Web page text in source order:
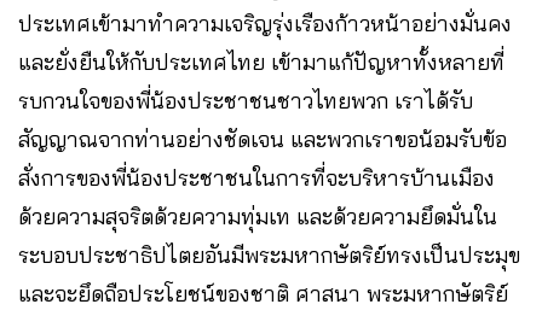
ประเทศเข้ามาทําความเจริญรุ่งเรืองก้าวหน้าอย่างมั่นคง
และยั่งยืนให้กับประเทศไทย เข้ามาแก้ปัญหาทั้งหลายที่
รบกวนใจของพี่น้องประชาชนชาวไทยพวก เราได้รับ
สัญญาณจากท่านอย่างชัดเจน และพวกเราขอน้อมรับข้อ
สั่งการของพี่น้องประชาชนในการที่จะบริหารบ้านเมือง
ด้วยความสุจริตด้วยความทุ่มเท และด้วยความยึดมั่นใน
ระบอบประชาธิปไตยอันมีพระมหากษัตริย์ทรงเป็นประมุข
และจะยึดถือประโยชน์ของชาติ ศาสนา พระมหากษัตริย์